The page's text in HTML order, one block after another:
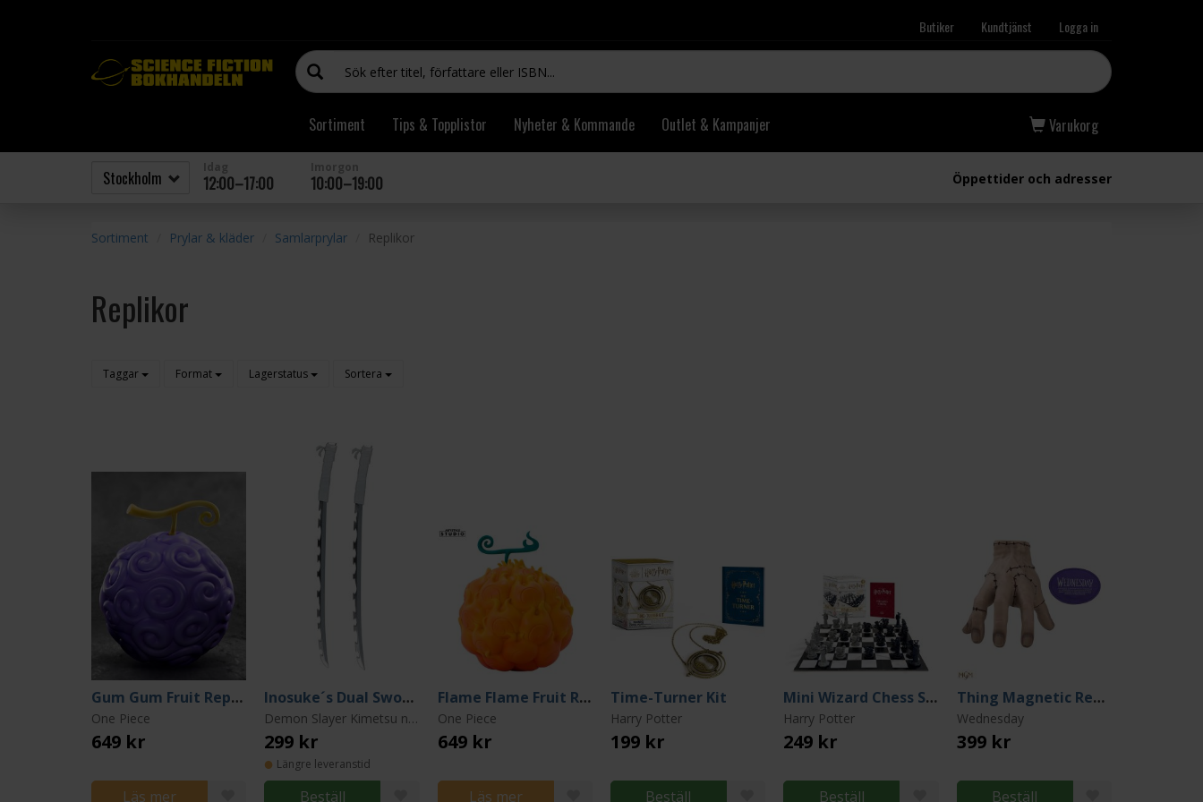
Butiker Kundtjänst Logga in
Sortiment Tips & Topplistor Nyheter & Kommande Outlet & Kampanjer Varukorg
12:00–17:00 10:00–19:00 Öppettider och adresser
Sortiment Prylar & kläder Samlarprylar Replikor
Replikor
Taggar Format Lagerstatus Sortera
Gum Gum Fruit Replica
One Piece
649 kr
Läs mer
Inosuke´s Dual Sword Set 66 cm
Demon Slayer Kimetsu no Yaiba
299 kr
Längre leveranstid
Beställ
Flame Flame Fruit Replica
One Piece
649 kr
Läs mer
Time-Turner Kit
Harry Potter
199 kr
Beställ
Mini Wizard Chess Set (Miniature Gift Kit)
Harry Potter
249 kr
Beställ
Thing Magnetic Replica 16 cm
Wednesday
399 kr
Beställ